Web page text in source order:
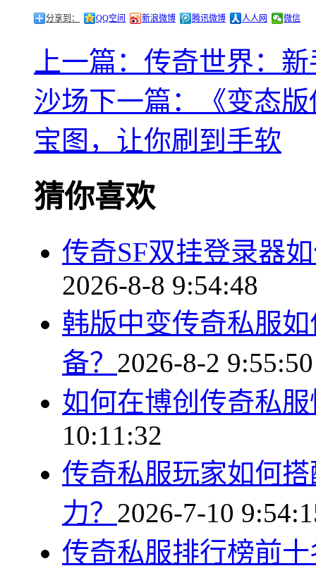
分享到： QQ空间 新浪微博 腾讯微博 人人网 微信
上一篇：传奇世界：
沙场下一篇：《变态
宝图，让你刷到手软
猜你喜欢
传奇SF双挂登录器
2026-8-8 9:54:48
韩版中变传奇私服
备？ 2026-8-2 9:55:50
如何在博创传奇私
10:11:32
传奇私服玩家如何
力？ 2026-7-10
传奇私服排行榜前